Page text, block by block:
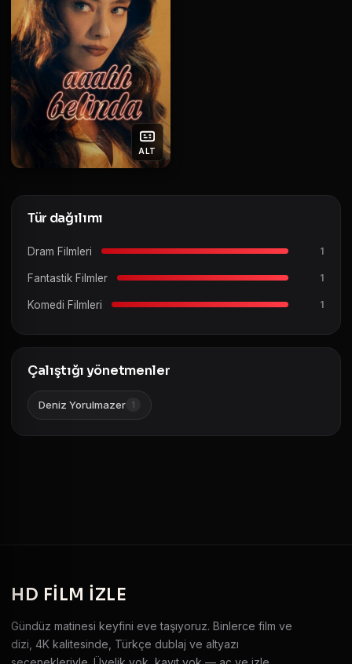
ALT
Tür dağılımı
Dram Filmleri 1
Fantastik Filmler 1
Komedi Filmleri 1
Çalıştığı yönetmenler
Deniz Yorulmazer 1
HD FILM IZLE
Gündüz matinesi keyfini eve taşıyoruz. Binlerce film ve
dizi, 4K kalitesinde, Türkçe dublaj ve altyazı